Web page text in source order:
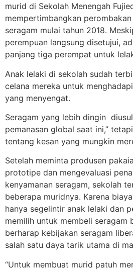
murid di Sekolah Menengah
mempertimbangkan
seragam mulai tahun 2018.
perempuan langsung disetujui,
panjang tiga perempat untuk
Anak lelaki di sekolah sudah
celana mereka untuk
yang menyengat.
Seragam yang lebih dingin
pemanasan global saat ini,”
tentang kesan yang mungkin
Setelah meminta produsen
prototipe dan mengevaluasi
kenyamanan seragam, sekolah
beberapa muridnya. Karena
hanya segelintir anak lelaki dan
memilih untuk membeli seragam
berharap kebijakan seragam
salah satu daya tarik utama di
“Untuk membuat murid patuh